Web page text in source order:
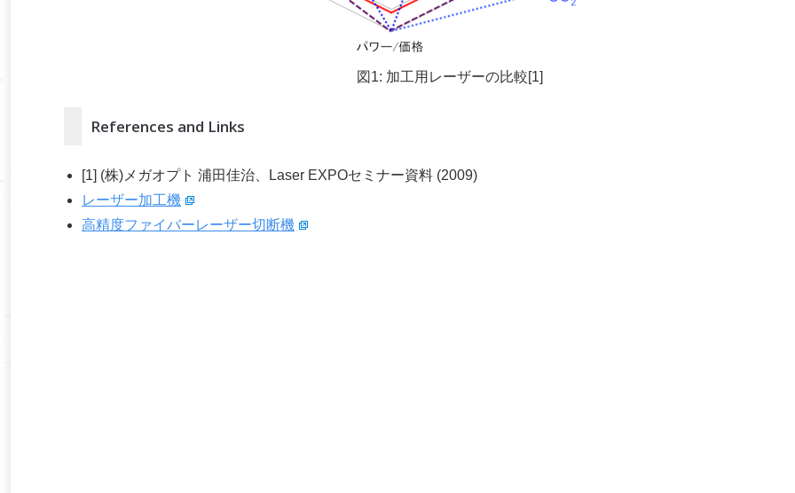
図1: 加工用レーザーの比較[1]
References and Links
[1] (株)メガオプト 浦田佳治、Laser EXPOセミナー資料 (2009)
レーザー加工機
高精度ファイバーレーザー切断機